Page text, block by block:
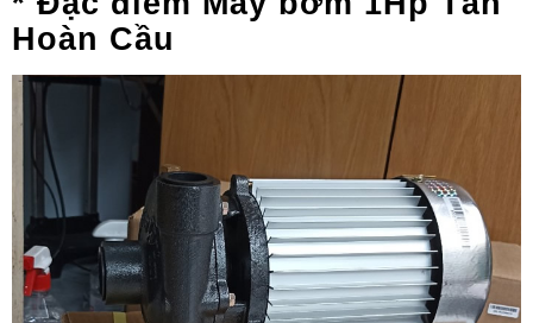
Hoàn Cầu